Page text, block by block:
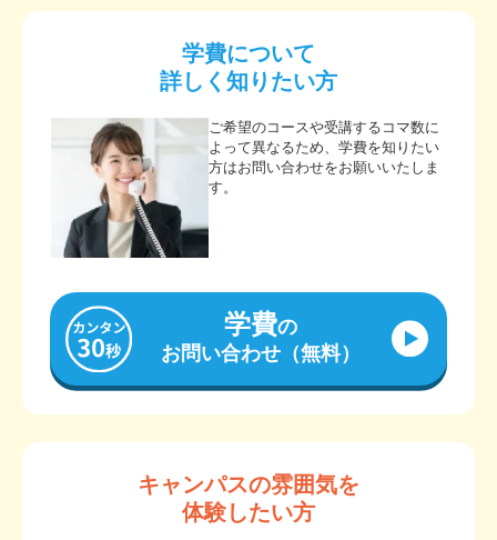
学費について
詳しく知りたい方
ご希望のコースや受講するコマ数に
よって異なるため、学費を知りたい
方はお問い合わせをお願いいたしま
す。
学費の
お問い合わせ（無料）
キャンパスの雰囲気を
体験したい方